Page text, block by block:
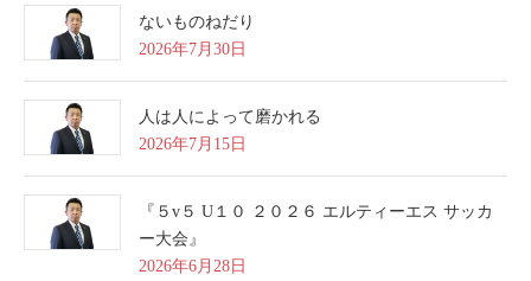
ないものねだり
2026年7月30日
人は人によって磨かれる
2026年7月15日
『５v５ U１０ ２０２６ エルティーエス サッカ
ー大会』
2026年6月28日